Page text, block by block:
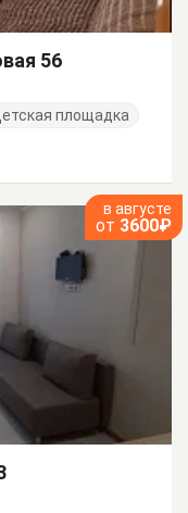
56
площадка
в августе
от 3600₽